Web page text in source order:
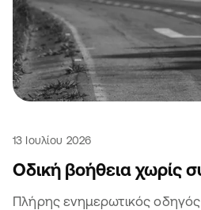
13 Ιουλίου 2026
Οδική βοήθεια χωρίς
Πλήρης ενημερωτικός οδηγός